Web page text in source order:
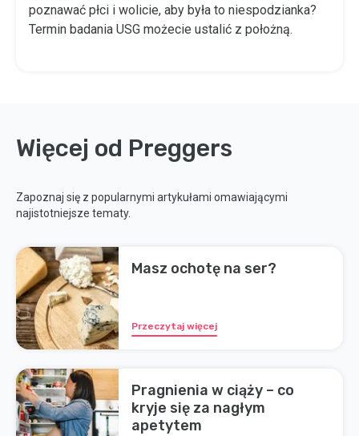
poznawać płci i wolicie, aby była to niespodzianka?
Termin badania USG możecie ustalić z położną.
Więcej od Preggers
Zapoznaj się z popularnymi artykułami omawiającymi
najistotniejsze tematy.
Masz ochotę na ser?
Przeczytaj więcej
Pragnienia w ciąży – co
kryje się za nagłym
apetytem